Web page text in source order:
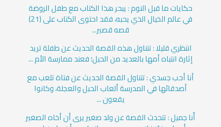
حكايات ما قبل النوم : يبحر هذا الكتاب مع طفل الروضة
في عالم الخيال الذي يحبه، فقد احتوى الكتاب على (21)
قصه قصير...
انتظري قليلا : تتناول هذه القصة الحديث عن طفلة تريد
إثارة انتباه أمها بالعديد من الحيل؛ فعند ممارسة الأم ...
أنا أحب جسدي : تتناول القصة الحديث عن فتاة تلعب مع
أصدقائها في المدرسة ألعاب الحبل والعجلة، وكانوا
يقعون ...
أَنا جميل : تتحدث القصة عن ولد صغير يرى أن أخاه الصغير